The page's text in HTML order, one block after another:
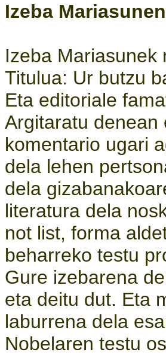
Izeba
Izeba Mariasunek
Titulua: Ur butzu
Eta editoriale
Argitaratu denean
komentario ugari
dela lehen
dela
literatura dela
not list, forma
beharreko testu
Gure izebarena
eta deitu dut. Eta
laburrena dela
Nobelaren testu